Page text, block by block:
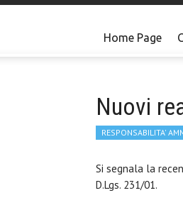
Home Page
Nuovi
RESPONSABILITA'
Si segnala la
D.Lgs. 231/01.